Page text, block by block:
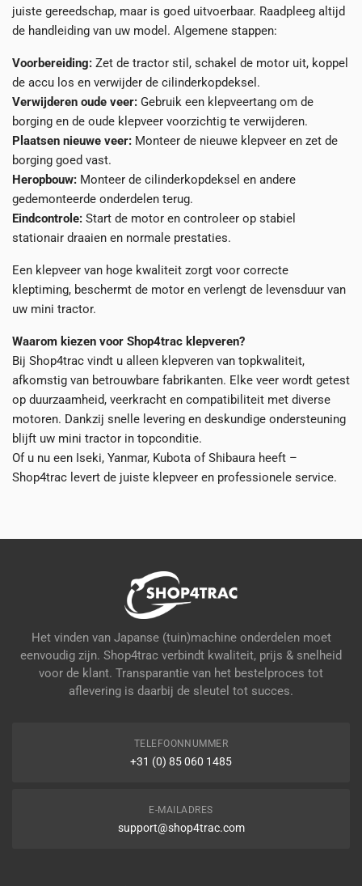
juiste gereedschap, maar is goed uitvoerbaar. Raadpleeg altijd
de handleiding van uw model. Algemene stappen:
Voorbereiding: Zet de tractor stil, schakel de motor uit, koppel
de accu los en verwijder de cilinderkopdeksel.
Verwijderen oude veer: Gebruik een klepveertang om de
borging en de oude klepveer voorzichtig te verwijderen.
Plaatsen nieuwe veer: Monteer de nieuwe klepveer en zet de
borging goed vast.
Heropbouw: Monteer de cilinderkopdeksel en andere
gedemonteerde onderdelen terug.
Eindcontrole: Start de motor en controleer op stabiel
stationair draaien en normale prestaties.
Een klepveer van hoge kwaliteit zorgt voor correcte
kleptiming, beschermt de motor en verlengt de levensduur van
uw mini tractor.
Waarom kiezen voor Shop4trac klepveren?
Bij Shop4trac vindt u alleen klepveren van topkwaliteit,
afkomstig van betrouwbare fabrikanten. Elke veer wordt getest
op duurzaamheid, veerkracht en compatibiliteit met diverse
motoren. Dankzij snelle levering en deskundige ondersteuning
blijft uw mini tractor in topconditie.
Of u nu een Iseki, Yanmar, Kubota of Shibaura heeft –
Shop4trac levert de juiste klepveer en professionele service.
Het vinden van Japanse (tuin)machine onderdelen moet
eenvoudig zijn. Shop4trac verbindt kwaliteit, prijs & snelheid
voor de klant. Transparantie van het bestelproces tot
aflevering is daarbij de sleutel tot succes.
TELEFOONNUMMER
+31 (0) 85 060 1485
E-MAILADRES
support@shop4trac.com